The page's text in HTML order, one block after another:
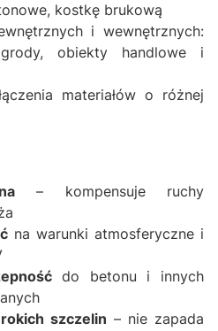
kostkę brukową
i wewnętrznych:
obiekty handlowe i
materiałów o różnej
– kompensuje ruchy
na warunki atmosferyczne i
do betonu i innych
szczelin – nie zapada